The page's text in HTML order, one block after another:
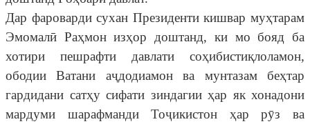
Дар фароварди сухан Президенти кишвар муҳтарам
Эмомалӣ Раҳмон изҳор доштанд, ки мо бояд ба
хотири пешрафти давлати соҳибистиқлоламон,
ободии Ватани аҷдодиамон ва мунтазам беҳтар
гардидани сатҳу сифати зиндагии ҳар як хонадони
мардуми шарафманди Тоҷикистон ҳар рӯз ва